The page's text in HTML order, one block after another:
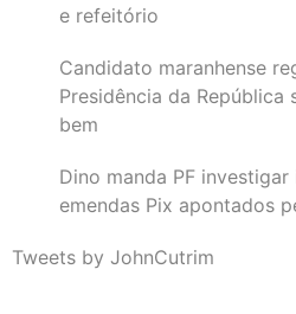
e refeitório
Candidato maranhense
Presidência da República
bem
Dino manda PF
emendas Pix apontados
Tweets by JohnCutrim